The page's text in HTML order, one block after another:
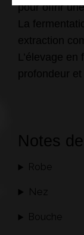
pour offrir
La
extraction
L’élevage
profondeur
Notes
Robe
Nez
Bouche